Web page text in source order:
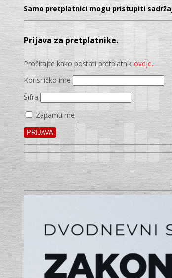
Samo pretplatnici mogu pristupiti
Prijava za pretplatnike.
Pročitajte kako postati pretplatnikovdje.
Korisničko ime
Šifra
Zapamti me